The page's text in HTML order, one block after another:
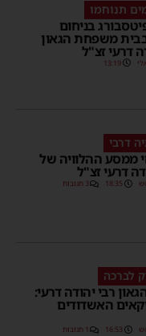
תנוחמו
בניחום
משפחת הגאון
דרעי זצ"ל
13:19
דרבי
ממסע ההלוויה של
דרעי זצ"ל
18:35 3 תגובות
לברכה
רבי יהודה דרעי:
האשדודים
16:53 1 תגובות